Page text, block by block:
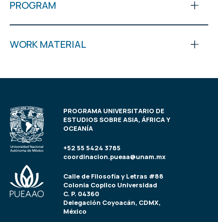
PROGRAM
WORK MATERIAL
PROGRAMA UNIVERSITARIO DE
ESTUDIOS SOBRE ASIA, ÁFRICA Y
OCEANÍA
+52 55 5424 3785
coordinacion.pueaa@unam.mx
Calle de Filosofía y Letras #88
Colonia Copilco Universidad
C. P. 04360
Delegación Coyoacán, CDMX,
México